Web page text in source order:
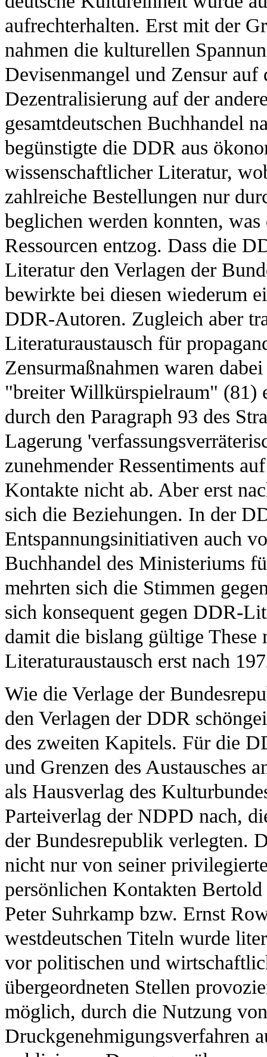
aufrechterhalten. Erst mit der
nahmen die kulturellen
Devisenmangel und Zensur
Dezentralisierung auf der
gesamtdeutschen Buchhandel
begünstigte die DDR aus
wissenschaftlicher Literatur,
zahlreiche Bestellungen nur
beglichen werden konnten,
Ressourcen entzog. Dass die
Literatur den Verlagen der
bewirkte bei diesen wiederum
DDR-Autoren. Zugleich aber
Literaturaustausch für
Zensurmaßnahmen waren
"breiter Willkürspielraum" (81)
durch den Paragraph 93 des
Lagerung
zunehmender Ressentiments
Kontakte nicht ab. Aber erst
sich die Beziehungen. In der
Entspannungsinitiativen auch
Buchhandel des Ministeriums
mehrten sich die Stimmen
sich konsequent gegen DDR-
damit die bislang gültige
Literaturaustausch erst nach
Wie die Verlage der
den Verlagen der DDR
des zweiten Kapitels. Für die
und Grenzen des Austausches
als Hausverlag des
Parteiverlag der NDPD nach,
der Bundesrepublik verlegten.
nicht nur von seiner
persönlichen Kontakten
Peter Suhrkamp bzw. Ernst
westdeutschen Titeln wurde
vor politischen und
übergeordneten Stellen
möglich, durch die Nutzung
Druckgenehmigungsverfahren